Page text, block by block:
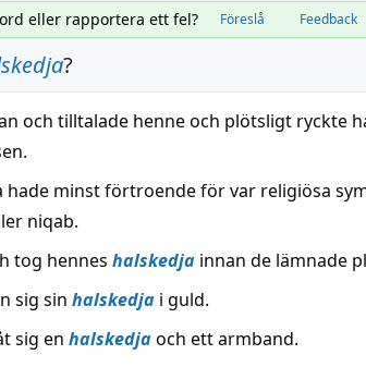
eller rapportera ett fel? Föreslå Feedback
?
och tilltalade henne och plötsligt ryckte
hade minst förtroende för var religiösa
niqab.
tog hennes halskedja innan de lämnade
sig sin halskedja i guld.
sig en halskedjaoch ett armband.